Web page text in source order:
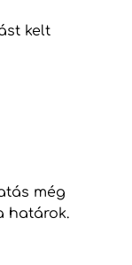
kelt
még
határok.